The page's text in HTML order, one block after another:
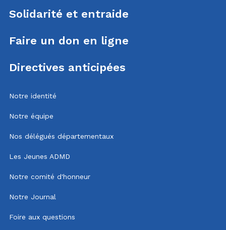
Solidarité et entraide
Faire un don en ligne
Directives anticipées
Notre identité
Notre équipe
Nos délégués départementaux
Les Jeunes ADMD
Notre comité d'honneur
Notre Journal
Foire aux questions